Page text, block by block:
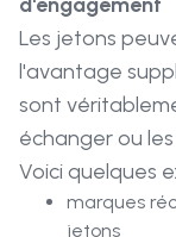
Les jetons
l'avantage
sont
échanger ou
Voici quelques
marques
jetons